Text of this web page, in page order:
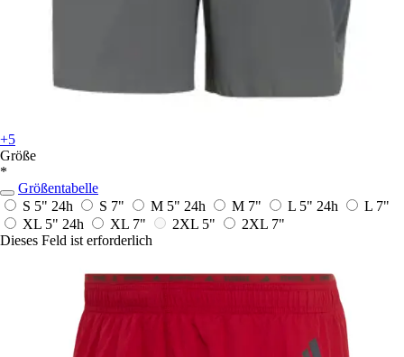
+5
Größe
*
Größentabelle
S 5" 24h S 7" M 5" 24h M 7" L 5" 24h
L 7"
XL 5" 24h XL 7" 2XL 5"
2XL 7"
Dieses Feld ist erforderlich